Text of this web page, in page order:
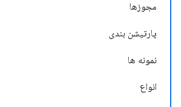
مجوزها
پارتیشن بندی
نمونه ها
انواع